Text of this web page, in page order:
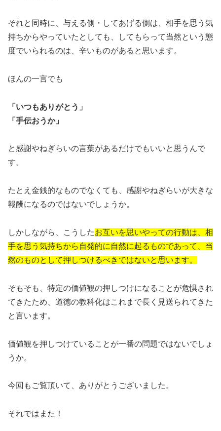
それと同時に、与える側・してあげる側は、相手を思う気
持ちからやっていたとしても、してもらって当然という態
度でいられるのは、辛いものがあると思います。
ほんの一言でも
「いつもありがとう」
「手伝おうか」
と感謝やねぎらいの言葉があるだけでもいいと思うんで
す。
たとえ金銭的なものでなくても、感謝やねぎらいが大きな
報酬になるのではないでしょうか。
しかしながら、こうしたお互いを思いやっての行動は、相
手を思う気持ちから自発的に自然に起るものであって、当
然のものとして押しつけるべきではないと思います。
そもそも、特定の価値観の押しつけになることが危惧され
てきたため、道徳の教科化はこれまで長く見送られてきた
と言います。
価値観を押しつけていることが一番の問題ではないでしょ
うか。
今回もご覧頂いて、ありがとうございました。
それではまた！